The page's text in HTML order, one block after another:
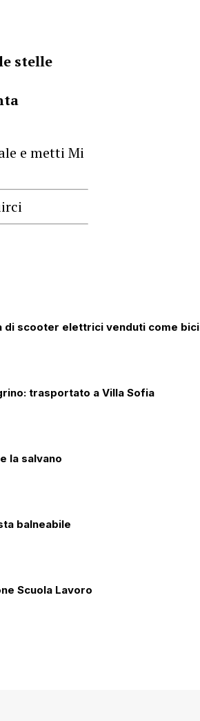
stelle
e metti Mi
di scooter elettrici venduti come bici
trasportato a Villa Sofia
la salvano
balneabile
Scuola Lavoro